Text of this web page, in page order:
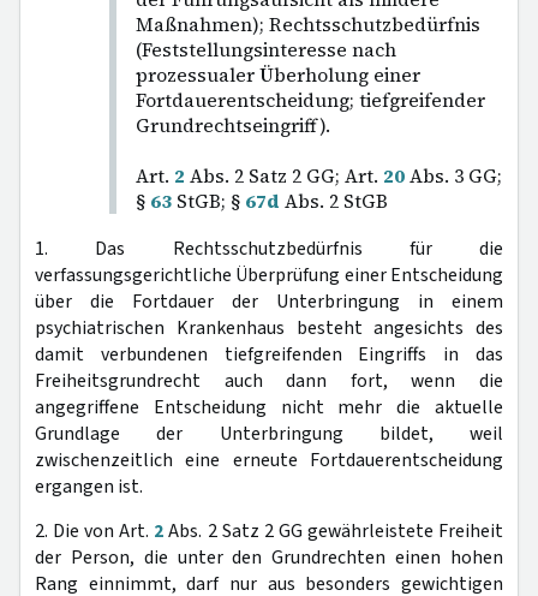
Maßnahmen); Rechtsschutzbedürfnis
(Feststellungsinteresse nach
prozessualer Überholung einer
Fortdauerentscheidung; tiefgreifender
Grundrechtseingriff).
Art. 2 Abs. 2 Satz 2 GG; Art. 20Abs. 3 GG;
§ 63 StGB; § 67d Abs. 2 StGB
1. Das Rechtsschutzbedürfnis für die
verfassungsgerichtliche Überprüfung einer Entscheidung
über die Fortdauer der Unterbringung in einem
psychiatrischen Krankenhaus besteht angesichts des
damit verbundenen tiefgreifenden Eingriffs in das
Freiheitsgrundrecht auch dann fort, wenn die
angegriffene Entscheidung nicht mehr die aktuelle
Grundlage der Unterbringung bildet, weil
zwischenzeitlich eine erneute Fortdauerentscheidung
ergangen ist.
2. Die von Art. 2Abs. 2 Satz 2 GG gewährleistete Freiheit
der Person, die unter den Grundrechten einen hohen
Rang einnimmt, darf nur aus besonders gewichtigen